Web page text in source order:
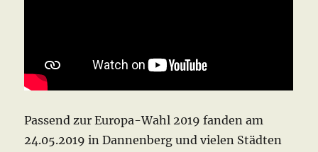
Passend zur Europa-Wahl 2019 fanden am
24.05.2019 in Dannenberg und vielen Städten